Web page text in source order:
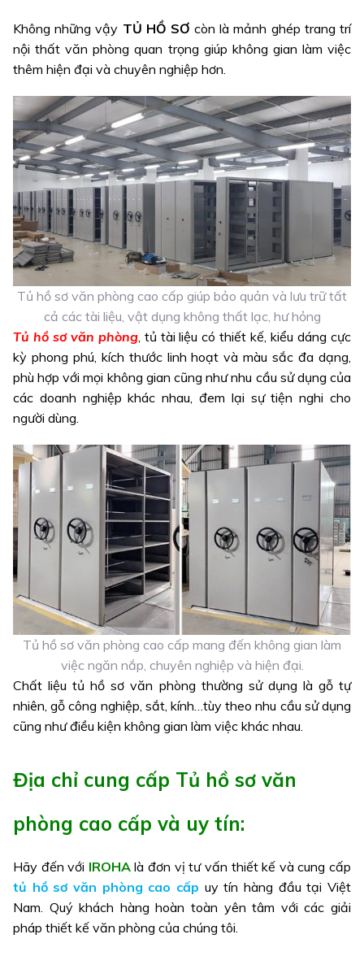
Không những vậy TỦ HỒ SƠ còn là mảnh ghép trang trí
nội thất văn phòng quan trọng giúp không gian làm việc
thêm hiện đại và chuyên nghiệp hơn.
Tủ hồ sơ văn phòng cao cấp giúp bảo quản và lưu trữ tất
cả các tài liệu, vật dụng không thất lạc, hư hỏng
Tủ hồ sơ văn phòng, tủ tài liệu có thiết kế, kiểu dáng cực
kỳ phong phú, kích thước linh hoạt và màu sắc đa dạng,
phù hợp với mọi không gian cũng như nhu cầu sử dụng của
các doanh nghiệp khác nhau, đem lại sự tiện nghi cho
người dùng.
Tủ hồ sơ văn phòng cao cấp mang đến không gian làm
việc ngăn nắp, chuyên nghiệp và hiện đại.
Chất liệu tủ hồ sơ văn phòng thường sử dụng là gỗ tự
nhiên, gỗ công nghiệp, sắt, kính…tùy theo nhu cầu sử dụng
cũng như điều kiện không gian làm việc khác nhau.
Địa chỉ cung cấp Tủ hồ sơ văn
phòng cao cấp và uy tín:
Hãy đến với IROHAlà đơn vị tư vấn thiết kế và cung cấp
tủ hồ sơ văn phòng cao cấp uy tín hàng đầu tại Việt
Nam. Quý khách hàng hoàn toàn yên tâm với các giải
pháp thiết kế văn phòng của chúng tôi.